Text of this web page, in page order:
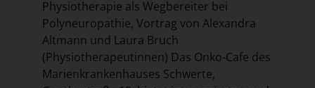
Physiotherapie als Wegbereiter bei
Polyneuropathie, Vortrag von Alexandra
Altmann und Laura Bruch
(Physiotherapeutinnen) Das Onko-Cafe des
Marienkrankenhauses Schwerte,